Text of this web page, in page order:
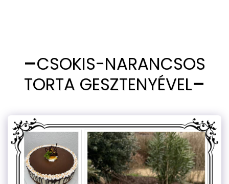
CSOKIS-NARANCSOS
TORTA GESZTENYÉVEL